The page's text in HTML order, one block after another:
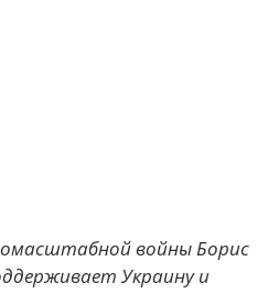
войны Борис
Украину и